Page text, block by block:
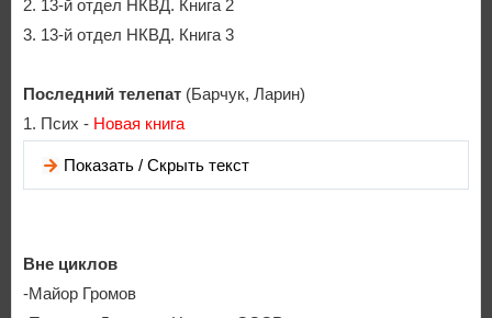
2. 13-й отдел НКВД. Книга 2
3. 13-й отдел НКВД. Книга 3
Последний телепат (Барчук, Ларин)
1. Псих - Новая книга
Показать / Скрыть текст
Вне циклов
-Майор Громов